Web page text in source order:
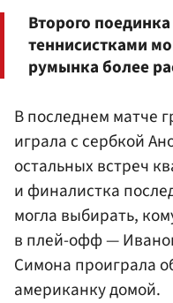
Второго
теннисистками
румынка более
В последнем матче
играла с сербкой
остальных встреч
и финалистка
могла выбирать,
в плей-офф —
Симона проиграла
американку домой.